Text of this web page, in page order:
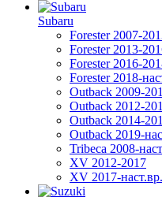
Subaru
Forester 2007-
Forester 2013-
Forester 2016-
Forester 2018-
Outback 2009-
Outback 2012-
Outback 2014-
Outback 2019-
Tribeca 2008-
XV 2012-2017
XV 2017-наст.вр.